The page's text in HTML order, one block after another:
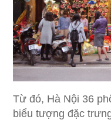
Từ đó, Hà Nội 36
biểu tượng đặc